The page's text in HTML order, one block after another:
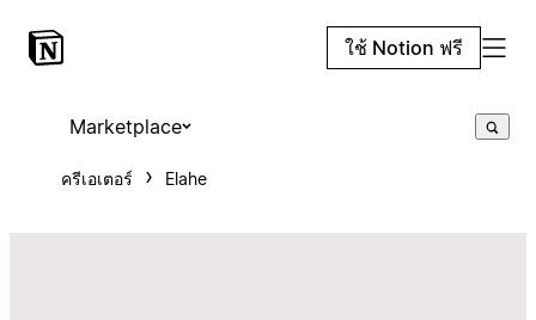
ใช้ Notion ฟรี
Marketplace
ครีเอเตอร์ Elahe